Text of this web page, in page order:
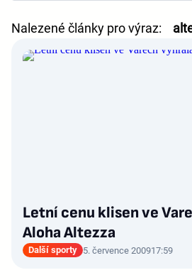
Nalezené články pro výraz:
Letní cenu klisen ve
Aloha Altezza
Další sporty 5. července 200917:59